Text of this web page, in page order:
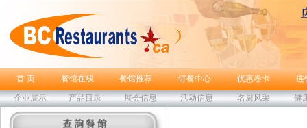
首 页 餐馆在线 餐馆推荐 订餐中心 优惠卷卡
连
企业展示
产品目录 展会信息 活动信息 名厨风采 健